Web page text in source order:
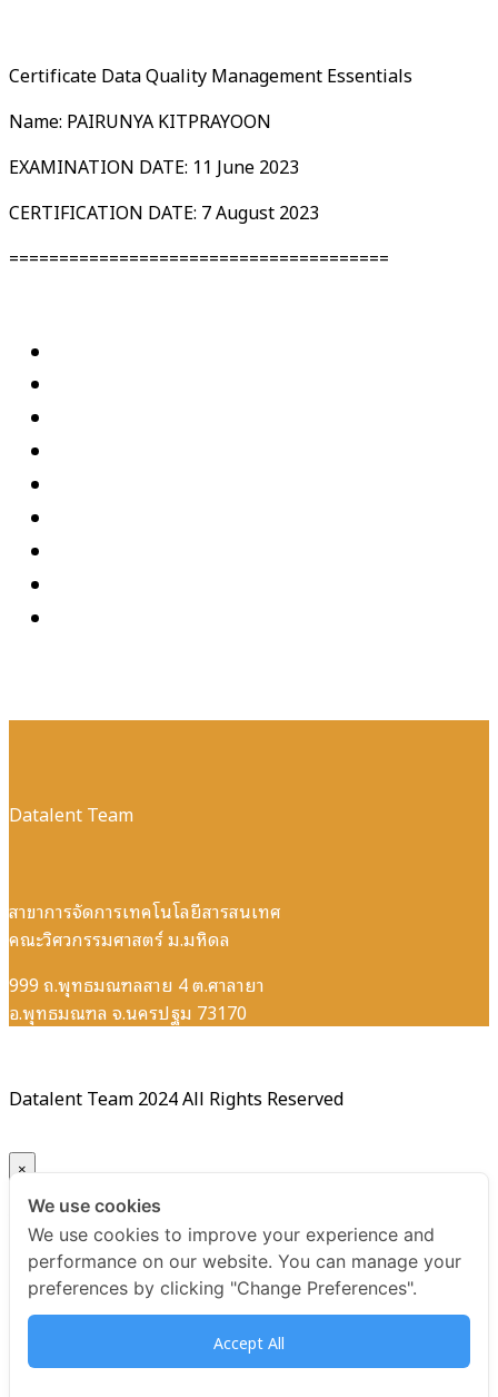
Certificate Data Quality Management Essentials
Name: PAIRUNYA KITPRAYOON
EXAMINATION DATE: 11 June 2023
CERTIFICATION DATE: 7 August 2023
======================================
Datalent Team
สาขาการจัดการเทคโนโลยีสารสนเทศ
คณะวิศวกรรมศาสตร์ ม.มหิดล
999 ถ.พุทธมณฑลสาย 4 ต.ศาลายา
อ.พุทธมณฑล จ.นครปฐม 73170
Datalent Team 2024 All Rights Reserved
×
Your ticket for the: Certificate Data Quality Management
Essentials
Title
Certificate Data Quality Management Essentials
We use cookies
We use cookies to improve your experience and
performance on our website. You can manage your
preferences by clicking "Change Preferences".
Accept All